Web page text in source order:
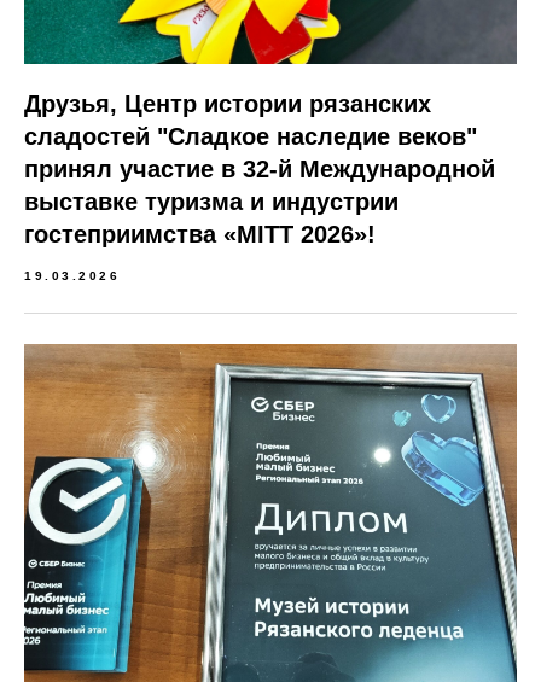
Друзья, Центр истории рязанских
сладостей "Сладкое наследие веков"
принял участие в 32-й Международной
выставке туризма и индустрии
гостеприимства «MITT 2026»!
19.03.2026